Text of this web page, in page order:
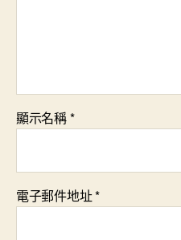
顯示名稱*
電子郵件地址*